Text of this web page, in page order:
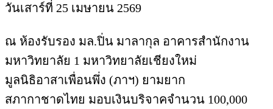
วันเสาร์ที่ 25 เมษายน 2569
ณ ห้องรับรอง มล.ปิ่น มาลากุล อาคารสำนักงาน
มหาวิทยาลัย 1 มหาวิทยาลัยเชียงใหม่
มูลนิธิอาสาเพื่อนพึ่ง (ภาฯ) ยามยาก
สภากาชาดไทย มอบเงินบริจาคจำนวน 100,000